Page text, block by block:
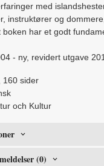
med
instruktører og
boken har et godt
- ny, revidert utgave
160 sider
och Kultur
(0)